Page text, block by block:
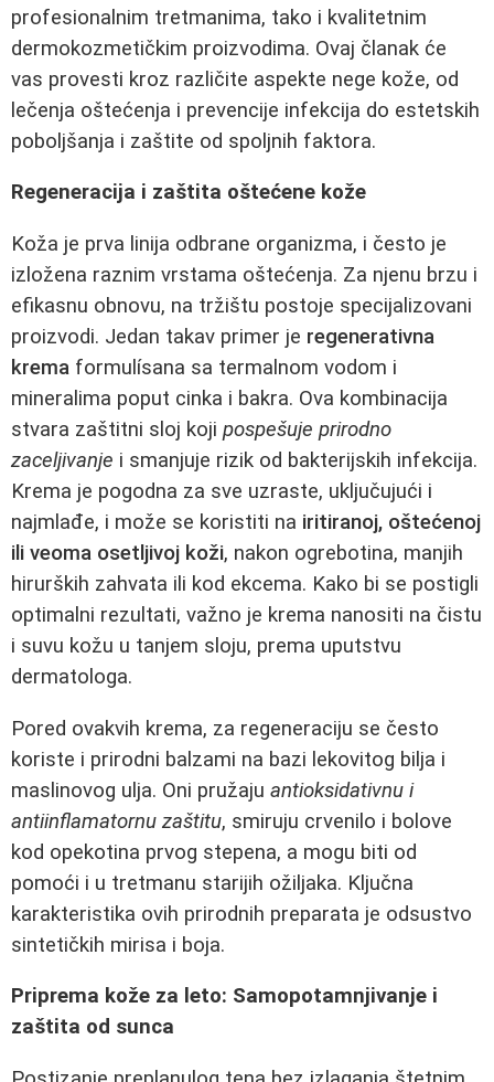
profesionalnim tretmanima, tako i kvalitetnim
dermokozmetičkim proizvodima. Ovaj članak će
vas provesti kroz različite aspekte nege kože, od
lečenja oštećenja i prevencije infekcija do estetskih
poboljšanja i zaštite od spoljnih faktora.
Regeneracija i zaštita oštećene kože
Koža je prva linija odbrane organizma, i često je
izložena raznim vrstama oštećenja. Za njenu brzu i
efikasnu obnovu, na tržištu postoje specijalizovani
proizvodi. Jedan takav primer je regenerativna
krema formulísana sa termalnom vodom i
mineralima poput cinka i bakra. Ova kombinacija
stvara zaštitni sloj koji pospešuje prirodno
zaceljivanje i smanjuje rizik od bakterijskih infekcija.
Krema je pogodna za sve uzraste, uključujući i
najmlađe, i može se koristiti na iritiranoj, oštećenoj
ili veoma osetljivoj koži, nakon ogrebotina, manjih
hirurških zahvata ili kod ekcema. Kako bi se postigli
optimalni rezultati, važno je krema nanositi na čistu
i suvu kožu u tanjem sloju, prema uputstvu
dermatologa.
Pored ovakvih krema, za regeneraciju se često
koriste i prirodni balzami na bazi lekovitog bilja i
maslinovog ulja. Oni pružaju antioksidativnu i
antiinflamatornu zaštitu, smiruju crvenilo i bolove
kod opekotina prvog stepena, a mogu biti od
pomoći i u tretmanu starijih ožiljaka. Ključna
karakteristika ovih prirodnih preparata je odsustvo
sintetičkih mirisa i boja.
Priprema kože za leto: Samopotamnjivanje i
zaštita od sunca